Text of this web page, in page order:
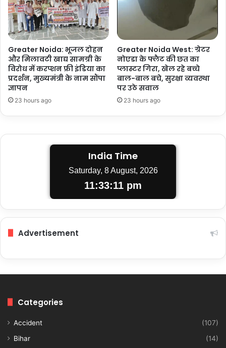
Greater Noida: भूजल दोहन
और मिलावटी खाद्य सामग्री के
विरोध में करप्शन फ्री इंडिया का
प्रदर्शन, मुख्यमंत्री के नाम सौंपा
ज्ञापन
23 hours ago
Greater Noida West: ग्रेटर
नोएडा के फ्लैट की छत का
प्लास्टर गिरा, खेल रहे बच्चे
बाल-बाल बचे, सुरक्षा व्यवस्था
पर उठे सवाल
23 hours ago
India Time
Saturday, 8 August, 2026
11:33:12 pm
Advertisement
Categories
Accident
(107)
Bihar
(14)